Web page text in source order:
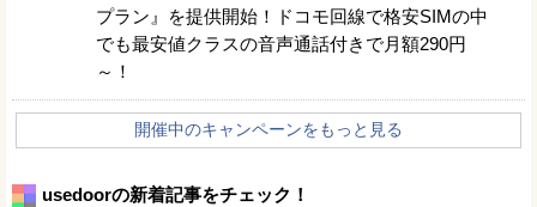
プラン』を提供開始！ドコモ回線で格安SIMの中
でも最安値クラスの音声通話付きで月額290円
～！
開催中のキャンペーンをもっと見る
usedoorの新着記事をチェック！